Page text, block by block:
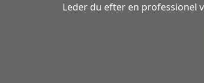
Leder du efter en professionel